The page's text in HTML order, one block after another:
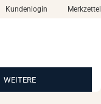
Kundenlogin Merkzettel
WEITERE